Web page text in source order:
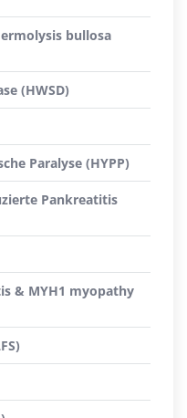
bullosa
(HWSD)
Paralyse (HYPP)
Pankreatitis
& MYH1 myopathy